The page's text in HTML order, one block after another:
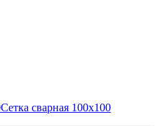
Сетка сварная 100х100